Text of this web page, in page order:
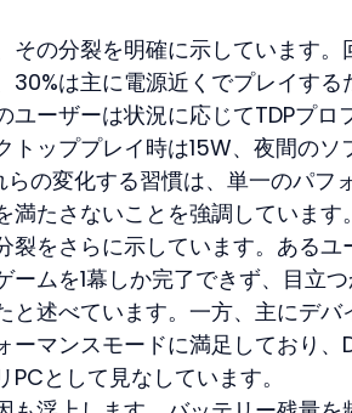
その分裂を明確に示しています
30%は主に電源近くでプレイす
ユーザーは状況に応じてTDPプロ
トッププレイ時は15W、夜間のソ
の変化する習慣は、単一のパフ
満たさないことを強調していま
裂をさらに示しています。あるユ
ームを1幕しか完了できず、目立
と述べています。一方、主にデ
ーマンスモードに満足しており
として見なしています。